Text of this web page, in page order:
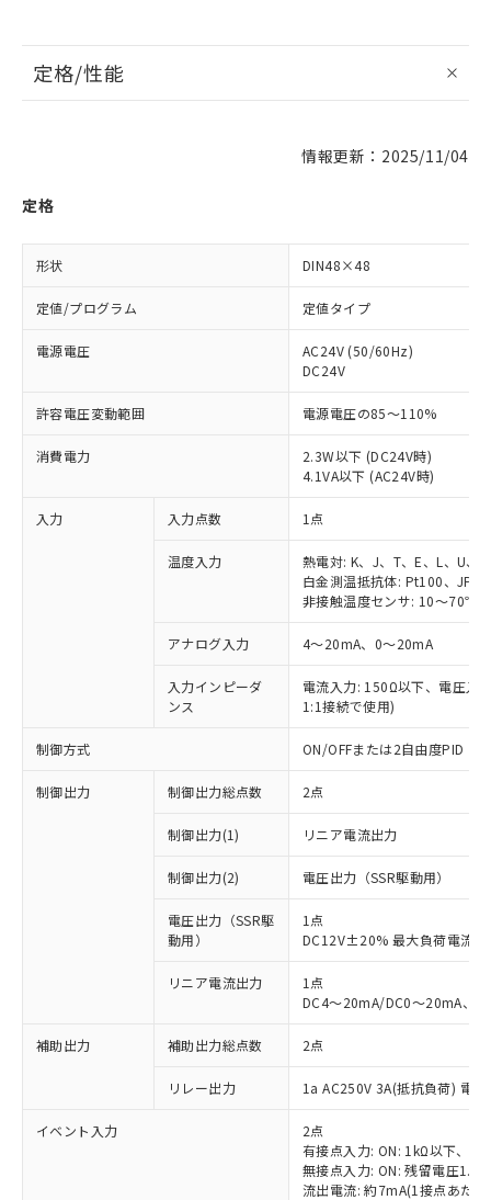
定格/性能
情報更新：2025/11/04
定格
形状 DIN48×48
定値/プログラム 定値タイプ
電源電圧
AC24V (50/60Hz)
DC24V
許容電圧変動範囲 電源電圧の85～110%
消費電力
2.3W以下 (DC24V時)
4.1VA以下 (AC24V時)
入力 入力点数 1点
温度入力
熱電対: K、J、T、E、L、U、
白金測温抵抗体: Pt100、
非接触温度センサ: 10～
アナログ入力 4～20mA、0～20mA
入力インピーダ
ンス
電流入力: 150Ω以下、電圧入
1:1接続で使用)
制御方式 ON/OFFまたは2自由度PID（
制御出力 制御出力総点数 2点
制御出力(1) リニア電流出力
制御出力(2) 電圧出力（SSR駆動用）
電圧出力（SSR駆
動用）
1点
DC12V±20% 最大負荷電流
リニア電流出力
1点
DC4～20mA/DC0～20mA、
補助出力 補助出力総点数 2点
リレー出力 1a AC250V 3A(抵抗負荷) 電
イベント入力
2点
有接点入力: ON: 1kΩ以下、
無接点入力: ON: 残留電圧
流出電流: 約7mA(1接点あたり